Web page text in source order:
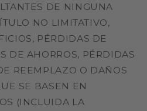
DE NINGUNA
NO LIMITATIVO,
PÉRDIDAS DE
DE AHORROS, PÉRDIDAS
REEMPLAZO O DAÑOS
SE BASEN EN
(INCLUIDA LA